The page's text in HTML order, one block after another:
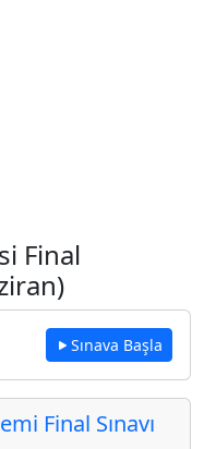
Final
Sınava Başla
Final Sınavı